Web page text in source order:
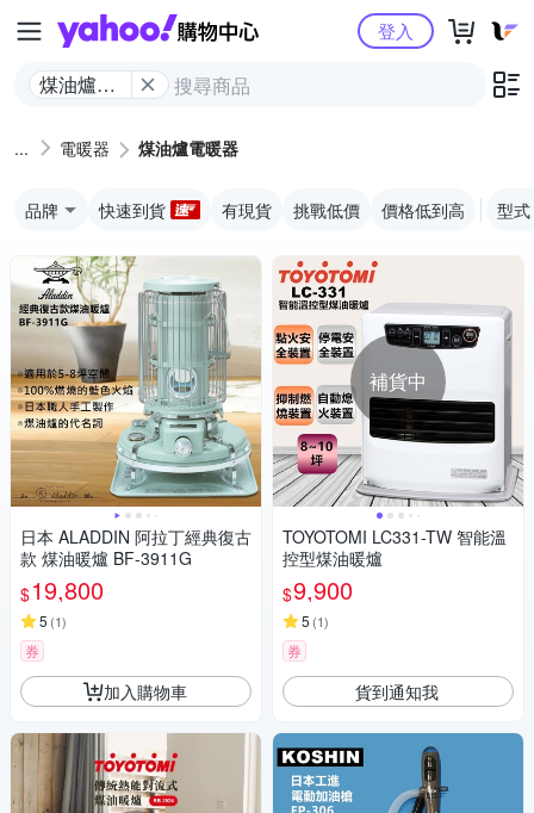
Yahoo購物中心
煤油爐電
登入
電暖器 煤油爐電暖器
品牌 快速到貨 有現貨 挑戰低價 價格低到高 型式
日本 ALADDIN 阿拉丁經典復古
款 煤油暖爐 BF-3911G
$19,800
5 (1)
券
加入購物車
補貨中
TOYOTOMI LC331-TW 智能溫
控型煤油暖爐
$9,900
5 (1)
券
貨到通知我